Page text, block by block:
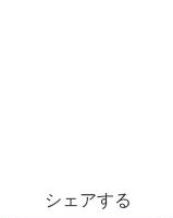
シェアする